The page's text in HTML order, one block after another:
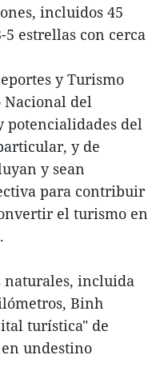
incluidos 45
estrellas con cerca
y Turismo
Nacional del
potencialidades del
y de
y sean
para contribuir
el turismo en
naturales, incluida
Binh
turística" de
undestino